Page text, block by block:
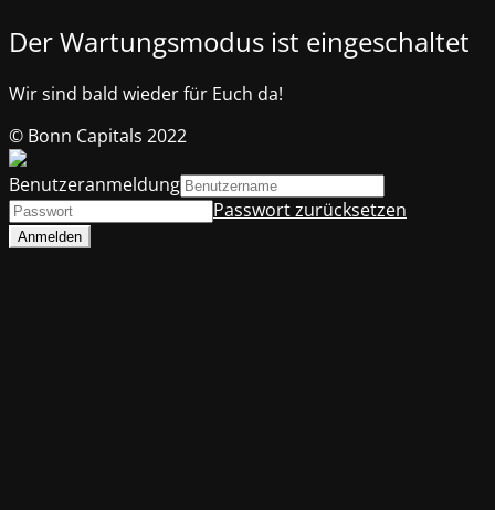
Der Wartungsmodus ist eingeschaltet
Wir sind bald wieder für Euch da!
© Bonn Capitals 2022
Benutzeranmeldung
Passwort zurücksetzen